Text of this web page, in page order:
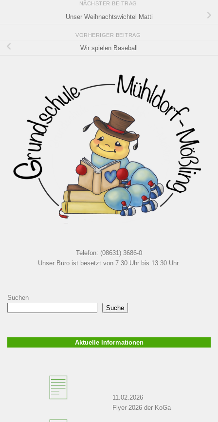
NÄCHSTER BEITRAG
Unser Weihnachtswichtel Matti
VORHERIGER BEITRAG
Wir spielen Baseball
Telefon: (08631) 3686-0
Unser Büro ist besetzt von 7.30 Uhr bis 13.30 Uhr.
Suchen
Suche
Aktuelle Informationen
11.02.2026
Flyer 2026 der KoGa